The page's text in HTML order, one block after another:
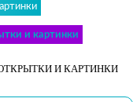
и картинки
И КАРТИНКИ